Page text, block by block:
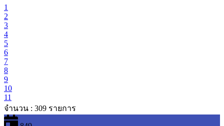
1
2
3
4
5
6
7
8
9
10
11
จำนวน : 309 รายการ